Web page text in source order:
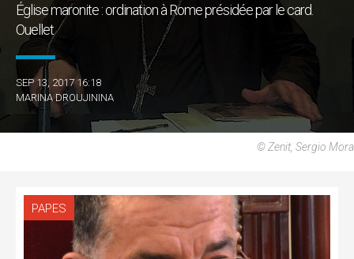
Église maronite : ordination à Rome présidée par le card.
Ouellet
SEP 13, 2017 16:18
MARINA DROUJININA
© Zenit, Sergio Mora
PAPES